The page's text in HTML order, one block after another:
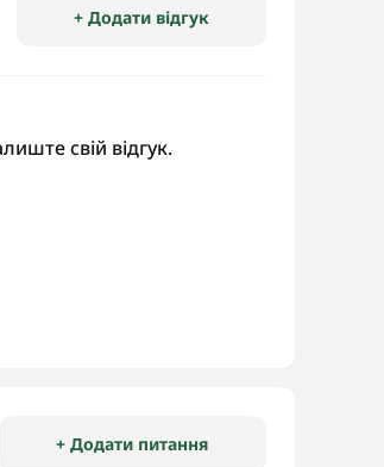
+ Додати відгук
свій відгук.
+ Додати питання